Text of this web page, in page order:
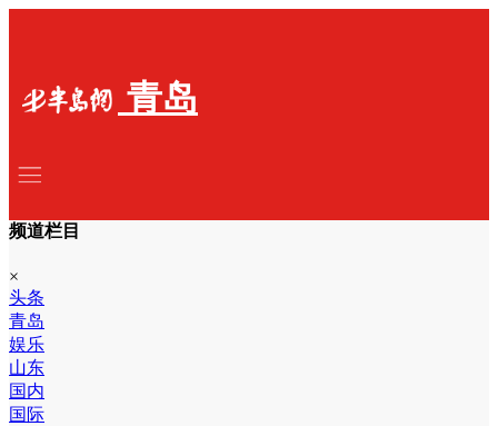
青岛
频道栏目
×
头条
青岛
娱乐
山东
国内
国际